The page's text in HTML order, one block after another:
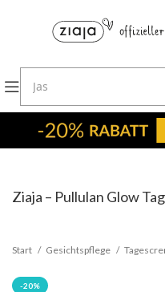
Ziaja – Pullulan Glow
Start Gesichtspflege
-20%